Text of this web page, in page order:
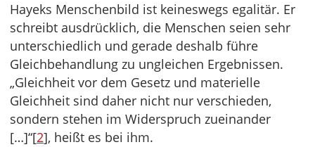
Hayeks Menschenbild ist keineswegs egalitär. Er
schreibt ausdrücklich, die Menschen seien sehr
unterschiedlich und gerade deshalb führe
Gleichbehandlung zu ungleichen Ergebnissen.
„Gleichheit vor dem Gesetz und materielle
Gleichheit sind daher nicht nur verschieden,
sondern stehen im Widerspruch zueinander
[…]“[2], heißt es bei ihm.